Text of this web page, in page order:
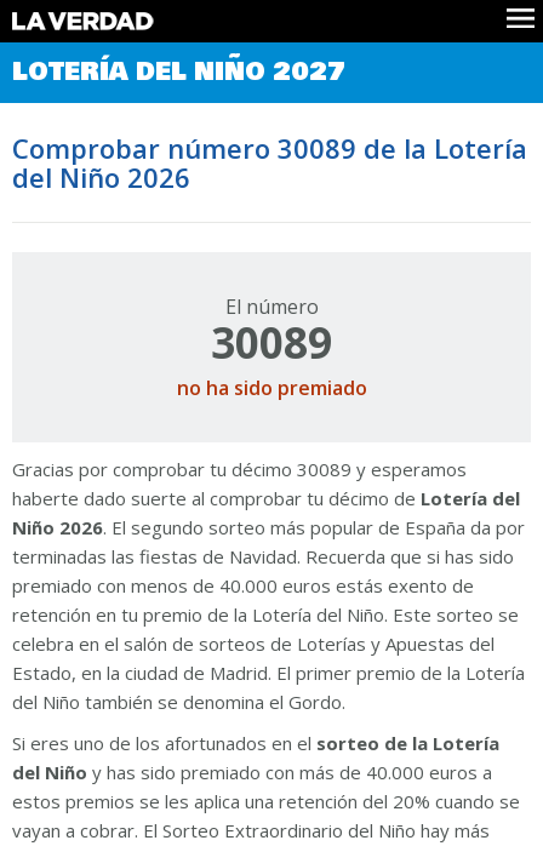
Comprobar Loteria del Niño
Premios
Noticias
Datos
Historia
LOTERÍA DEL NIÑO 2027
Comprobar número 30089 de la Lotería
del Niño 2026
El número
30089
no ha sido premiado
Gracias por comprobar tu décimo 30089 y esperamos
haberte dado suerte al comprobar tu décimo de Lotería del
Niño 2026. El segundo sorteo más popular de España da por
terminadas las fiestas de Navidad. Recuerda que si has sido
premiado con menos de 40.000 euros estás exento de
retención en tu premio de la Lotería del Niño. Este sorteo se
celebra en el salón de sorteos de Loterías y Apuestas del
Estado, en la ciudad de Madrid. El primer premio de la Lotería
del Niño también se denomina el Gordo.
Si eres uno de los afortunados en el sorteo de la Lotería
del Niño y has sido premiado con más de 40.000 euros a
estos premios se les aplica una retención del 20% cuando se
vayan a cobrar. El Sorteo Extraordinario del Niño hay más